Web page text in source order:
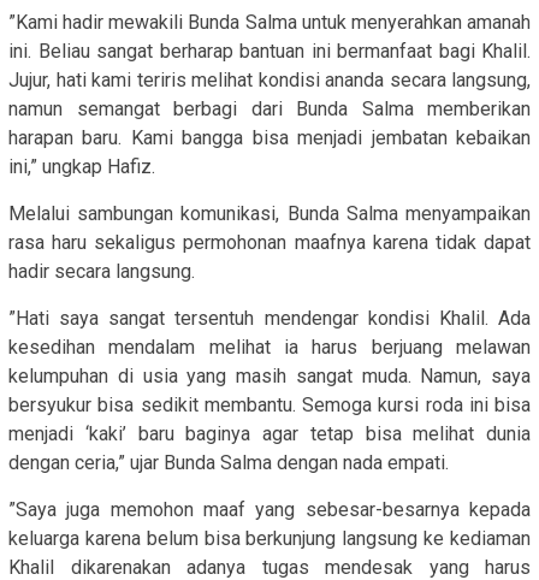
​”Kami hadir mewakili Bunda Salma untuk menyerahkan amanah
ini. Beliau sangat berharap bantuan ini bermanfaat bagi Khalil.
Jujur, hati kami teriris melihat kondisi ananda secara langsung,
namun semangat berbagi dari Bunda Salma memberikan
harapan baru. Kami bangga bisa menjadi jembatan kebaikan
ini,” ungkap Hafiz.
​Melalui sambungan komunikasi, Bunda Salma menyampaikan
rasa haru sekaligus permohonan maafnya karena tidak dapat
hadir secara langsung.
​”Hati saya sangat tersentuh mendengar kondisi Khalil. Ada
kesedihan mendalam melihat ia harus berjuang melawan
kelumpuhan di usia yang masih sangat muda. Namun, saya
bersyukur bisa sedikit membantu. Semoga kursi roda ini bisa
menjadi ‘kaki’ baru baginya agar tetap bisa melihat dunia
dengan ceria,” ujar Bunda Salma dengan nada empati.
​”Saya juga memohon maaf yang sebesar-besarnya kepada
keluarga karena belum bisa berkunjung langsung ke kediaman
Khalil dikarenakan adanya tugas mendesak yang harus